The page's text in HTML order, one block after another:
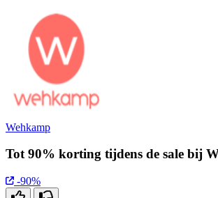
Wehkamp
Tot 90% korting tijdens de sale bij
-90%